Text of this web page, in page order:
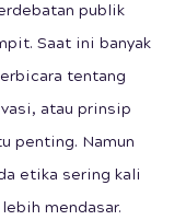
publik
Saat ini banyak
tentang
atau prinsip
penting. Namun
etika sering kali
mendasar.